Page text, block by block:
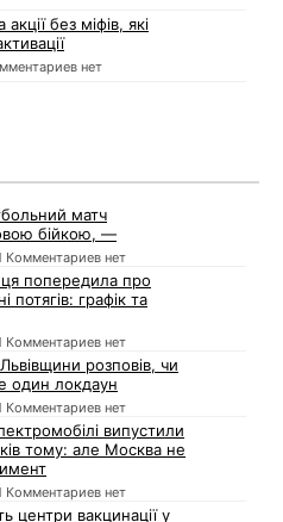
без міфів, які
нет
матч
бійкою, —
Комментариев нет
попередила про
потягів: графік та
Комментариев нет
розповів, чи
один локдаун
Комментариев нет
випустили
тому: але Москва не
Комментариев нет
центри вакцинації у